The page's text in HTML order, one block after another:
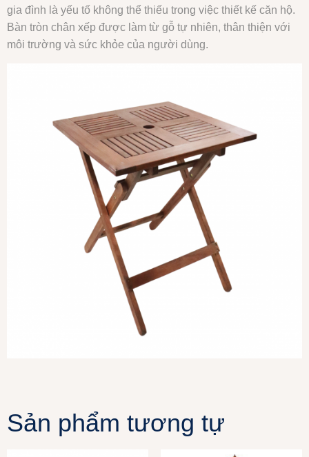
gia đình là yếu tố không thể thiếu trong việc thiết kế căn hộ.
Bàn tròn chân xếp được làm từ gỗ tự nhiên, thân thiện với
môi trường và sức khỏe của người dùng.
Sản phẩm tương tự